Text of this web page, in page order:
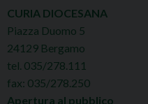
CURIA DIOCESANA
Piazza Duomo 5
24129 Bergamo
tel. 035/278.111
fax: 035/278.250
Apertura al pubblico